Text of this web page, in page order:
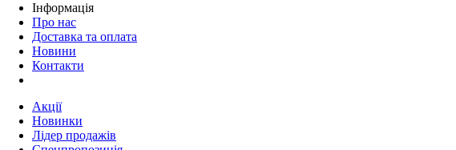
Iнформація
Про нас
Доставка та оплата
Новини
Контакти
Акції
Новинки
Лідер продажів